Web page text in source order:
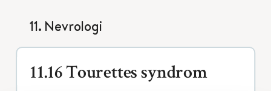
11. Nevrologi
11.16 Tourettes syndrom